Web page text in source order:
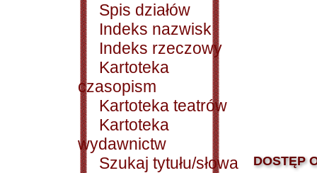
Spis działów
Indeks nazwisk
Indeks rzeczowy
Kartoteka
czasopism
Kartoteka teatrów
Kartoteka
wydawnictw
Szukaj tytułu/słowa
DOSTĘP